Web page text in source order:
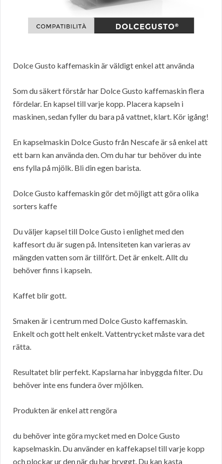
Dolce Gusto kaffemaskin är väldigt enkel att använda
Som du säkert förstår har Dolce Gusto kaffemaskin flera
fördelar. En kapsel till varje kopp. Placera kapseln i
maskinen, sedan fyller du bara på vattnet, klart. Kör igång!
En kapselmaskin Dolce Gusto från Nescafe är så enkel att
ett barn kan använda den. Om du har tur behöver du inte
ens fylla på mjölk. Bli din egen barista.
Dolce Gusto kaffemaskin gör det möjligt att göra olika
sorters kaffe
Du väljer kapsel till Dolce Gusto i enlighet med den
kaffesort du är sugen på. Intensiteten kan varieras av
mängden vatten som är tillfört. Det är enkelt. Allt du
behöver finns i kapseln.
Kaffet blir gott.
Smaken är i centrum med Dolce Gusto kaffemaskin.
Enkelt och gott helt enkelt. Vattentrycket måste vara det
rätta.
Resultatet blir perfekt. Kapslarna har inbyggda filter. Du
behöver inte ens fundera över mjölken.
Produkten är enkel att rengöra
du behöver inte göra mycket med en Dolce Gusto
kapselmaskin. Du använder en kaffekapsel till varje kopp
och plockar ur den när du har bryggt. Du kan kasta